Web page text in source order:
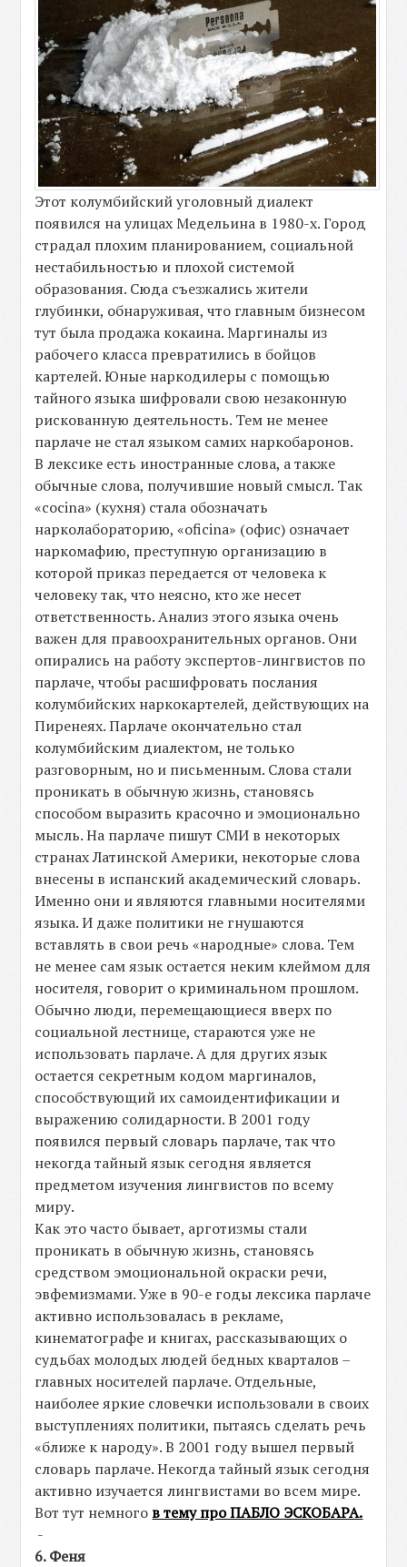
Этот колумбийский уголовный диалект
появился на улицах Медельина в 1980-х. Город
страдал плохим планированием, социальной
нестабильностью и плохой системой
образования. Сюда съезжались жители
глубинки, обнаруживая, что главным бизнесом
тут была продажа кокаина. Маргиналы из
рабочего класса превратились в бойцов
картелей. Юные наркодилеры с помощью
тайного языка шифровали свою незаконную
рискованную деятельность. Тем не менее
парлаче не стал языком самих наркобаронов.
В лексике есть иностранные слова, а также
обычные слова, получившие новый смысл. Так
«cocina» (кухня) стала обозначать
нарколабораторию, «oficina» (офис) означает
наркомафию, преступную организацию в
которой приказ передается от человека к
человеку так, что неясно, кто же несет
ответственность. Анализ этого языка очень
важен для правоохранительных органов. Они
опирались на работу экспертов-лингвистов по
парлаче, чтобы расшифровать послания
колумбийских наркокартелей, действующих на
Пиренеях. Парлаче окончательно стал
колумбийским диалектом, не только
разговорным, но и письменным. Слова стали
проникать в обычную жизнь, становясь
способом выразить красочно и эмоционально
мысль. На парлаче пишут СМИ в некоторых
странах Латинской Америки, некоторые слова
внесены в испанский академический словарь.
Именно они и являются главными носителями
языка. И даже политики не гнушаются
вставлять в свои речь «народные» слова. Тем
не менее сам язык остается неким клеймом для
носителя, говорит о криминальном прошлом.
Обычно люди, перемещающиеся вверх по
социальной лестнице, стараются уже не
использовать парлаче. А для других язык
остается секретным кодом маргиналов,
способствующий их самоидентификации и
выражению солидарности. В 2001 году
появился первый словарь парлаче, так что
некогда тайный язык сегодня является
предметом изучения лингвистов по всему
миру.
Как это часто бывает, арготизмы стали
проникать в обычную жизнь, становясь
средством эмоциональной окраски речи,
эвфемизмами. Уже в 90-е годы лексика парлаче
активно использовалась в рекламе,
кинематографе и книгах, рассказывающих о
судьбах молодых людей бедных кварталов –
главных носителей парлаче. Отдельные,
наиболее яркие словечки использовали в своих
выступлениях политики, пытаясь сделать речь
«ближе к народу». В 2001 году вышел первый
словарь парлаче. Некогда тайный язык сегодня
активно изучается лингвистами во всем мире.
Вот тут немного в тему про ПАБЛО ЭСКОБАРА.
-
6. Феня